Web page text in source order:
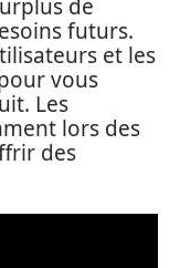
de
futurs.
et les
vous
Les
lors des
des